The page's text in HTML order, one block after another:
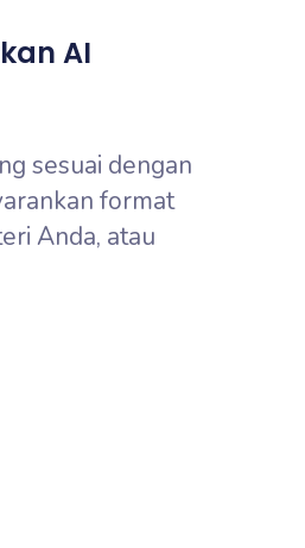
AI
sesuai dengan
format
Anda, atau